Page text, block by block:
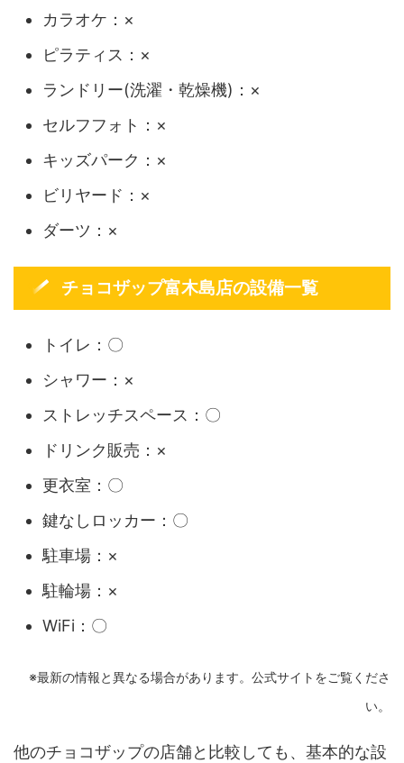
カラオケ：×
ピラティス：×
ランドリー(洗濯・乾燥機)：×
セルフフォト：×
キッズパーク：×
ビリヤード：×
ダーツ：×
チョコザップ富木島店の設備一覧
トイレ：〇
シャワー：×
ストレッチスペース：〇
ドリンク販売：×
更衣室：〇
鍵なしロッカー：〇
駐車場：×
駐輪場：×
WiFi：〇
※最新の情報と異なる場合があります。公式サイトをご覧くださ
い。
他のチョコザップの店舗と比較しても、基本的な設